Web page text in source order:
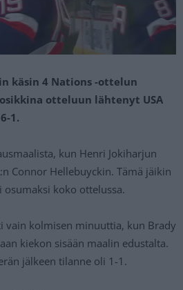
käsin 4 Nations -ottelun
otteluun lähtenyt USA
1.
kun Henri Jokiharjun
Connor Hellebuyckin. Tämä jäikin
koko ottelussa.
vain kolmisen minuuttia, kun Brady
kiekon sisään maalin edustalta.
jälkeen tilanne oli 1-1.